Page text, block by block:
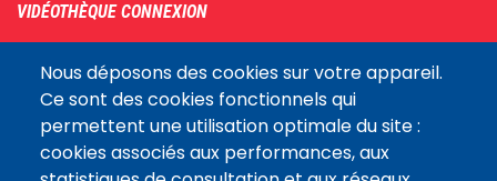
Nous déposons des cookies sur votre appareil.
Ce sont des cookies fonctionnels qui
permettent une utilisation optimale du site :
cookies associés aux performances, aux
VIDÉOTHÈQUE CONNEXION
COOKIES
Assemblée